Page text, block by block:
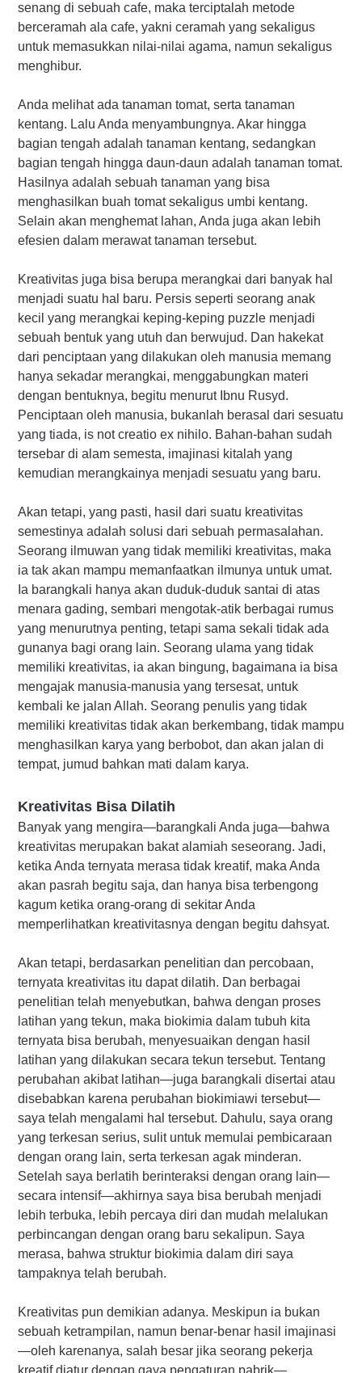
senang di sebuah cafe, maka terciptalah metode
berceramah ala cafe, yakni ceramah yang sekaligus
untuk memasukkan nilai-nilai agama, namun sekaligus
menghibur.
Anda melihat ada tanaman tomat, serta tanaman
kentang. Lalu Anda menyambungnya. Akar hingga
bagian tengah adalah tanaman kentang, sedangkan
bagian tengah hingga daun-daun adalah tanaman tomat.
Hasilnya adalah sebuah tanaman yang bisa
menghasilkan buah tomat sekaligus umbi kentang.
Selain akan menghemat lahan, Anda juga akan lebih
efesien dalam merawat tanaman tersebut.
Kreativitas juga bisa berupa merangkai dari banyak hal
menjadi suatu hal baru. Persis seperti seorang anak
kecil yang merangkai keping-keping puzzle menjadi
sebuah bentuk yang utuh dan berwujud. Dan hakekat
dari penciptaan yang dilakukan oleh manusia memang
hanya sekadar merangkai, menggabungkan materi
dengan bentuknya, begitu menurut Ibnu Rusyd.
Penciptaan oleh manusia, bukanlah berasal dari sesuatu
yang tiada, is not creatio ex nihilo. Bahan-bahan sudah
tersebar di alam semesta, imajinasi kitalah yang
kemudian merangkainya menjadi sesuatu yang baru.
Akan tetapi, yang pasti, hasil dari suatu kreativitas
semestinya adalah solusi dari sebuah permasalahan.
Seorang ilmuwan yang tidak memiliki kreativitas, maka
ia tak akan mampu memanfaatkan ilmunya untuk umat.
Ia barangkali hanya akan duduk-duduk santai di atas
menara gading, sembari mengotak-atik berbagai rumus
yang menurutnya penting, tetapi sama sekali tidak ada
gunanya bagi orang lain. Seorang ulama yang tidak
memiliki kreativitas, ia akan bingung, bagaimana ia bisa
mengajak manusia-manusia yang tersesat, untuk
kembali ke jalan Allah. Seorang penulis yang tidak
memiliki kreativitas tidak akan berkembang, tidak mampu
menghasilkan karya yang berbobot, dan akan jalan di
tempat, jumud bahkan mati dalam karya.
Kreativitas Bisa Dilatih
Banyak yang mengira—barangkali Anda juga—bahwa
kreativitas merupakan bakat alamiah seseorang. Jadi,
ketika Anda ternyata merasa tidak kreatif, maka Anda
akan pasrah begitu saja, dan hanya bisa terbengong
kagum ketika orang-orang di sekitar Anda
memperlihatkan kreativitasnya dengan begitu dahsyat.
Akan tetapi, berdasarkan penelitian dan percobaan,
ternyata kreativitas itu dapat dilatih. Dan berbagai
penelitian telah menyebutkan, bahwa dengan proses
latihan yang tekun, maka biokimia dalam tubuh kita
ternyata bisa berubah, menyesuaikan dengan hasil
latihan yang dilakukan secara tekun tersebut. Tentang
perubahan akibat latihan—juga barangkali disertai atau
disebabkan karena perubahan biokimiawi tersebut—
saya telah mengalami hal tersebut. Dahulu, saya orang
yang terkesan serius, sulit untuk memulai pembicaraan
dengan orang lain, serta terkesan agak minderan.
Setelah saya berlatih berinteraksi dengan orang lain—
secara intensif—akhirnya saya bisa berubah menjadi
lebih terbuka, lebih percaya diri dan mudah melalukan
perbincangan dengan orang baru sekalipun. Saya
merasa, bahwa struktur biokimia dalam diri saya
tampaknya telah berubah.
Kreativitas pun demikian adanya. Meskipun ia bukan
sebuah ketrampilan, namun benar-benar hasil imajinasi
—oleh karenanya, salah besar jika seorang pekerja